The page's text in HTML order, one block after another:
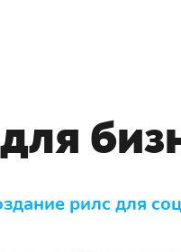
рилс для